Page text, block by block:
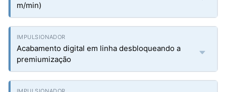
m/min)
Acabamento digital em linha desbloqueando a
premiumização